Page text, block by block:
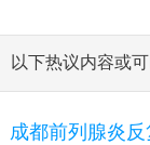
以下热议内容或
成都前列腺炎